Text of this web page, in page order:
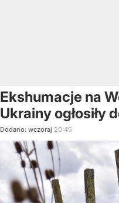
Ekshumacje na
Ukrainy ogłosiły
Dodano: wczoraj 20:45